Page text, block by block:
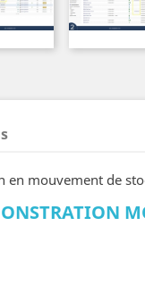
en mouvement de